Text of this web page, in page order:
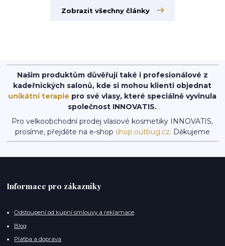
Zobrazit všechny články
Našim produktům důvěřují také i profesionálové z
kadeřnických salonů, kde si mohou klienti objednat
unikátní terapie pro své vlasy, které speciálně vyvinula
společnost INNOVATIS.
Pro velkoobchodní prodej vlasové kosmetiky INNOVATIS,
prosíme, přejděte na e-shop shop.outbug.cz. Děkujeme
Informace pro zákazníky
Odstoupení od kupní smlouvy a reklamace
Blog
Platba a doprava